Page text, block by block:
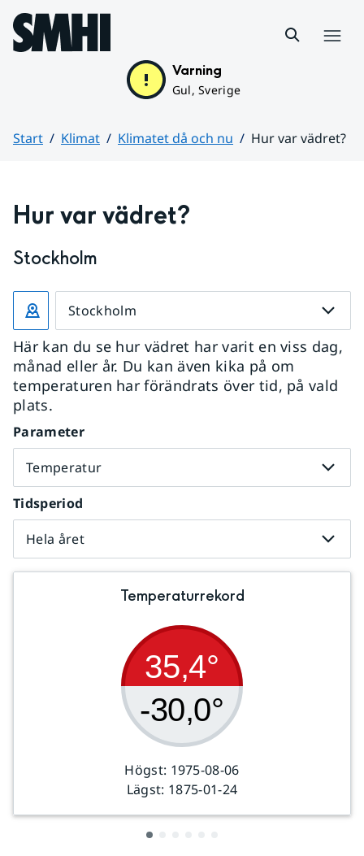
Hoppa till sidans innehåll
Varning
Gul, Sverige
Start Klimat Klimatet då och nu
Hur var vädret?
Hur var vädret?
Stockholm
Stockholm
Här kan du se hur vädret har varit en viss dag,
månad eller år. Du kan även kika på om
temperaturen har förändrats över tid, på vald
plats.
Parameter
Temperatur
Tidsperiod
Hela året
Temperaturrekord
35,4°
-30,0°
Högst: 1975-08-06
Lägst: 1875-01-24